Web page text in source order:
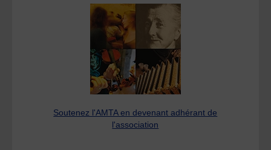
Soutenez l'AMTA en devenant adhérant de
l'association